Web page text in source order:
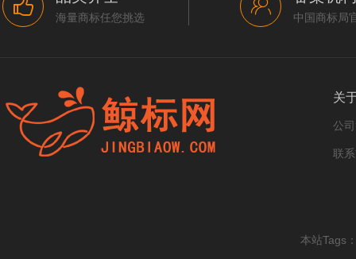
海量商标任您挑选 中国商标局
关
公
联
本站Tags